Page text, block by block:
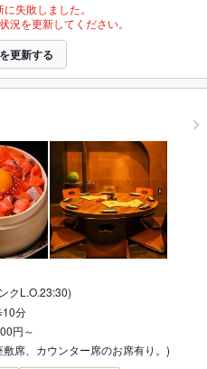
失敗しました。
況を更新してください。
更新する
クL.O.23:30)
10分
円～
席、カウンター席のお席有り。)